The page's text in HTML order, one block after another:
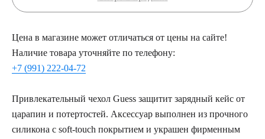
Цена в магазине может отличаться от цены на сайте!
Наличие товара уточняйте по телефону:
+7 (991) 222-04-72
Привлекательный чехол Guess защитит зарядный кейс от
царапин и потертостей. Аксессуар выполнен из прочного
силикона с soft-touch покрытием и украшен фирменным